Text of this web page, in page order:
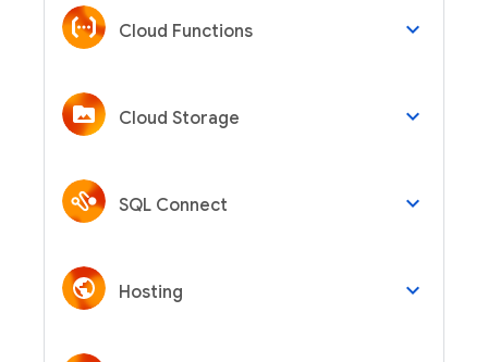
Cloud Functions keyboard_arrow_down
Cloud Storage keyboard_arrow_down
SQL Connect keyboard_arrow_down
Hosting keyboard_arrow_down